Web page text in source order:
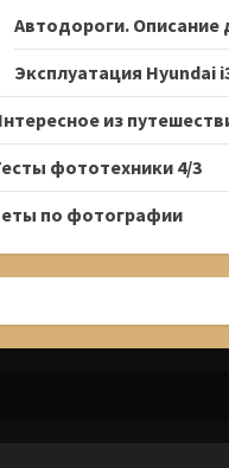
Автодороги. Описание
Эксплуатация Hyundai
из
фототехники 4/3
по фотографии